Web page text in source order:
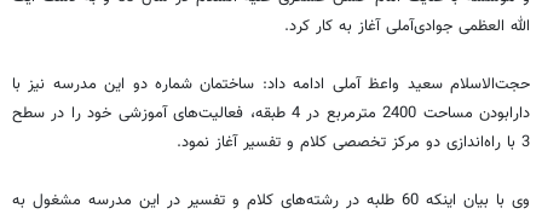
الله العظمی جوادی‌آملی آغاز به کار کرد.
حجت‌الاسلام سعید واعظ آملی ادامه داد: ساختمان شماره دو این مدرسه نیز با
دارابودن مساحت 2400 مترمربع در 4 طبقه، فعالیت‌های آموزشی خود را در سطح
3 با راه‌اندازی دو مرکز تخصصی کلام و تفسیر آغاز نمود.
وی با بیان اینکه 60 طلبه در رشته‌های کلام و تفسیر در این مدرسه مشغول به